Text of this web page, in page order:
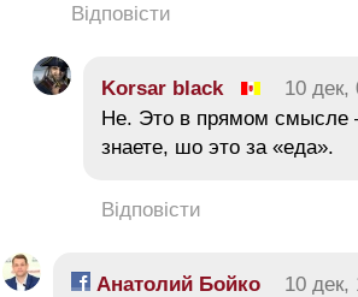
Відповісти
Korsar black 10 дек,
Не. Это в прямом
знаете, шо это за «еда».
Відповісти
Анатолий Бойко 10 дек,